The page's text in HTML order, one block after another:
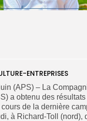
ENTREPRISES
(APS) – La
a obtenu des résultats
cours de la dernière
à Richard-Toll (nord),